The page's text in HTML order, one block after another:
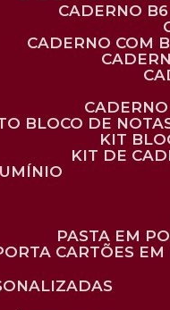
CADERNO
CADERNO COM
BLOCO DE
KIT
KIT DE
PASTA EM
PORTA CARTÕES